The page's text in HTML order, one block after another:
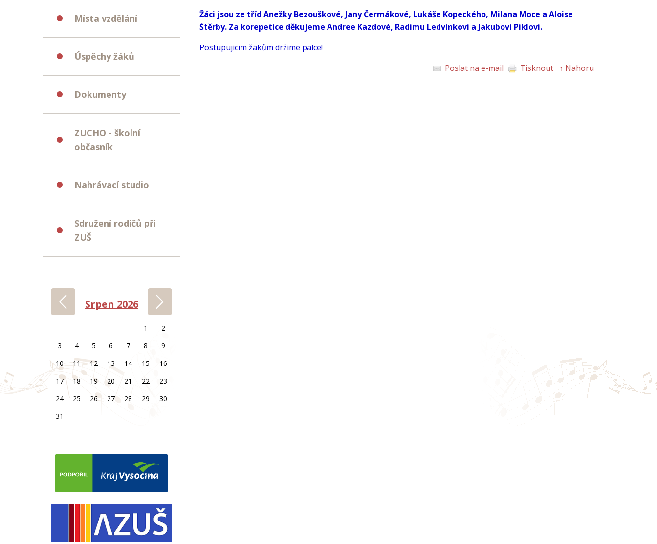
Žáci jsou ze tříd Anežky Bezouškové, Jany Čermákové, Lukáše Kopeckého, Milana Moce a Aloise
Štěrby. Za korepetice děkujeme Andree Kazdové, Radimu Ledvinkovi a Jakubovi Piklovi.
Postupujícím žákům držíme palce!
Poslat na e-mail
Tisknout ↑ Nahoru
Místa vzdělání
Úspěchy žáků
Dokumenty
ZUCHO - školní
občasník
Nahrávací studio
Sdružení rodičů při
ZUŠ
Srpen 2026
1
2
3
4 5 6 7 8
9
10
11 12 13 14 15
16
17
18 19 20 21 22
23
24
25 26 27 28 29
30
31